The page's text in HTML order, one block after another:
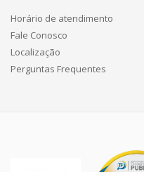
Horário de atendimento
Fale Conosco
Localização
Perguntas Frequentes